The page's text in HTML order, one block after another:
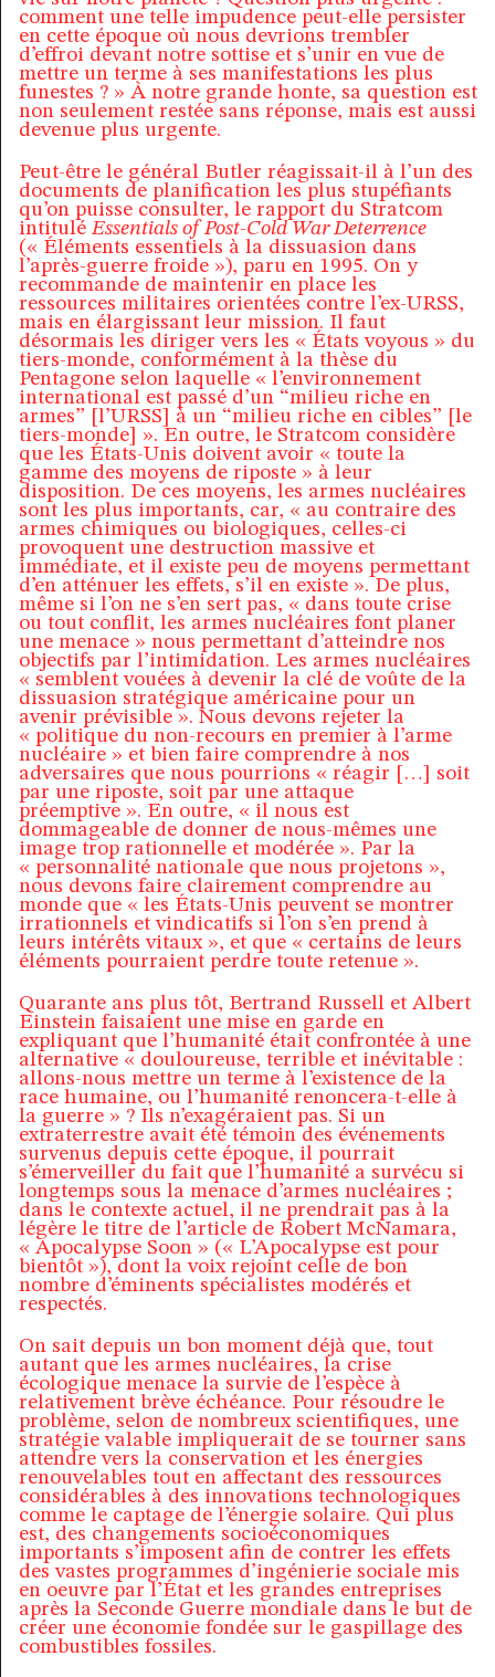
comment une telle impudence peut-elle persister
en cette époque où nous devrions trembler
d’effroi devant notre sottise et s’unir en vue de
mettre un terme à ses manifestations les plus
funestes ? » À notre grande honte, sa question est
non seulement restée sans réponse, mais est aussi
devenue plus urgente.
Peut-être le général Butler réagissait-il à l’un des
documents de planification les plus stupéfiants
qu’on puisse consulter, le rapport du Stratcom
intituléEssentials of Post-Cold War Deterrence
(« Éléments essentiels à la dissuasion dans
l’après-guerre froide »), paru en 1995. On y
recommande de maintenir en place les
ressources militaires orientées contre l’ex-URSS,
mais en élargissant leur mission. Il faut
désormais les diriger vers les « États voyous » du
tiers-monde, conformément à la thèse du
Pentagone selon laquelle « l’environnement
international est passé d’un “milieu riche en
armes” [l’URSS] à un “milieu riche en cibles” [le
tiers-monde] ». En outre, le Stratcom considère
que les États-Unis doivent avoir « toute la
gamme des moyens de riposte » à leur
disposition. De ces moyens, les armes nucléaires
sont les plus importants, car, « au contraire des
armes chimiques ou biologiques, celles-ci
provoquent une destruction massive et
immédiate, et il existe peu de moyens permettant
d’en atténuer les effets, s’il en existe ». De plus,
même si l’on ne s’en sert pas, « dans toute crise
ou tout conflit, les armes nucléaires font planer
une menace » nous permettant d’atteindre nos
objectifs par l’intimidation. Les armes nucléaires
« semblent vouées à devenir la clé de voûte de la
dissuasion stratégique américaine pour un
avenir prévisible ». Nous devons rejeter la
« politique du non-recours en premier à l’arme
nucléaire » et bien faire comprendre à nos
adversaires que nous pourrions « réagir […] soit
par une riposte, soit par une attaque
préemptive ». En outre, « il nous est
dommageable de donner de nous-mêmes une
image trop rationnelle et modérée ». Par la
« personnalité nationale que nous projetons »,
nous devons faire clairement comprendre au
monde que « les États-Unis peuvent se montrer
irrationnels et vindicatifs si l’on s’en prend à
leurs intérêts vitaux », et que « certains de leurs
éléments pourraient perdre toute retenue ».
Quarante ans plus tôt, Bertrand Russell et Albert
Einstein faisaient une mise en garde en
expliquant que l’humanité était confrontée à une
alternative « douloureuse, terrible et inévitable :
allons-nous mettre un terme à l’existence de la
race humaine, ou l’humanité renoncera-t-elle à
la guerre » ? Ils n’exagéraient pas. Si un
extraterrestre avait été témoin des événements
survenus depuis cette époque, il pourrait
s’émerveiller du fait que l’humanité a survécu si
longtemps sous la menace d’armes nucléaires ;
dans le contexte actuel, il ne prendrait pas à la
légère le titre de l’article de Robert McNamara,
« Apocalypse Soon » (« L’Apocalypse est pour
bientôt »), dont la voix rejoint celle de bon
nombre d’éminents spécialistes modérés et
respectés.
On sait depuis un bon moment déjà que, tout
autant que les armes nucléaires, la crise
écologique menace la survie de l’espèce à
relativement brève échéance. Pour résoudre le
problème, selon de nombreux scientifiques, une
stratégie valable impliquerait de se tourner sans
attendre vers la conservation et les énergies
renouvelables tout en affectant des ressources
considérables à des innovations technologiques
comme le captage de l’énergie solaire. Qui plus
est, des changements socioéconomiques
importants s’imposent afin de contrer les effets
des vastes programmes d’ingénierie sociale mis
en oeuvre par l’État et les grandes entreprises
après la Seconde Guerre mondiale dans le but de
créer une économie fondée sur le gaspillage des
combustibles fossiles.